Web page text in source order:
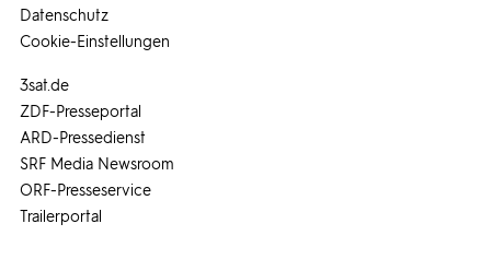
3sat.de
ZDF-Presseportal
ARD-Pressedienst
SRF Media Newsroom
ORF-Presseservice
Trailerportal
Datenschutz
Cookie-Einstellungen